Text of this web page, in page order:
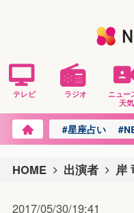
テレビ ラジオ
ニュー
天気
#星座占い
HOME 出演者 岸
2017/05/30/19:41